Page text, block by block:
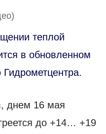
теплой
в обновленном
Гидрометцентра.
днем 16 мая
до +14… +19